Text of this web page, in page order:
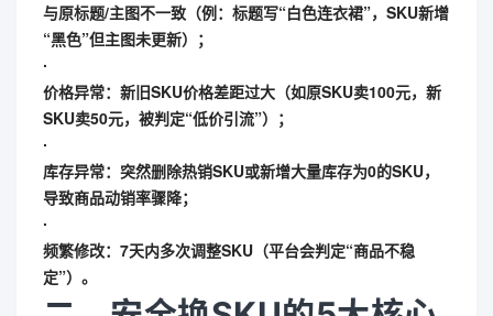
与原标题/主图不一致（例：标题写“白色连衣裙”，SKU新增
“黑色”但主图未更新）；
∙
价格异常：新旧SKU价格差距过大（如原SKU卖100元，新
SKU卖50元，被判定“低价引流”）；
∙
库存异常：突然删除热销SKU或新增大量库存为0的SKU，
导致商品动销率骤降；
∙
频繁修改：7天内多次调整SKU（平台会判定“商品不稳
定”）。